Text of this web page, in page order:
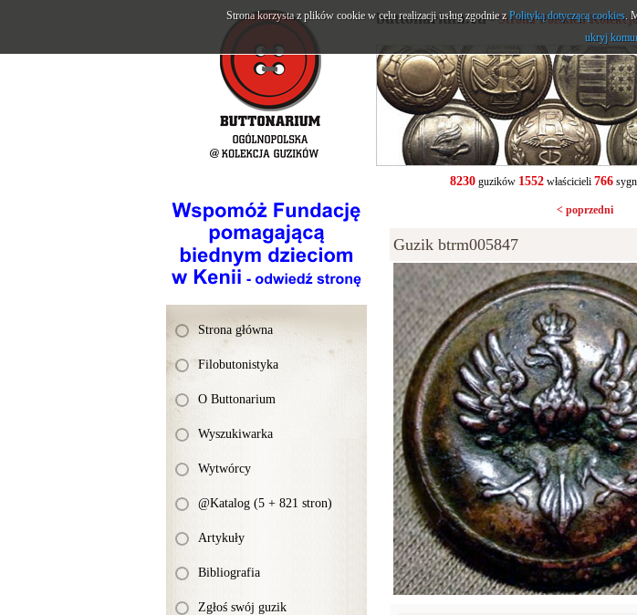
Strona główna
Filobutonistyka
O Buttonarium
Wyszukiwarka
Wytwórcy
@Katalog (5 + 821 stron)
Artykuły
Bibliografia
Zgłoś swój guzik
buttonarium.eu- Strona Polskich
8230guzików 1552właścicieli 766
< poprzedni
Guzik btrm005847
Strona korzysta z plików cookie w celu realizacji usług zgodnie zPolityką dotyczącą cookies.
ukryj